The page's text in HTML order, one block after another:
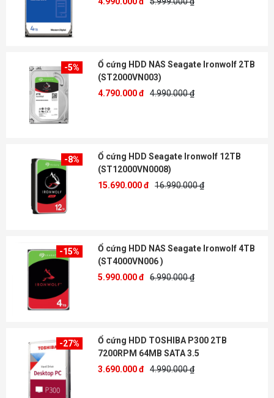
-5%
Ổ cứng HDD NAS Seagate Ironwolf 2TB
(ST2000VN003)
4.790.000 đ 4.990.000 ₫
-8%
Ổ cứng HDD Seagate Ironwolf 12TB
(ST12000VN0008)
15.690.000 đ 16.990.000 ₫
-15%
Ổ cứng HDD NAS Seagate Ironwolf 4TB
(ST4000VN006 )
5.990.000 đ 6.990.000 ₫
-27%
Ổ cứng HDD TOSHIBA P300 2TB
7200RPM 64MB SATA 3.5
3.690.000 đ 4.990.000 ₫